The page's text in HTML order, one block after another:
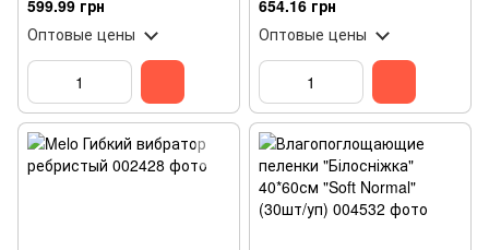
599.99 грн
Оптовые цены
654.16 грн
Оптовые цены